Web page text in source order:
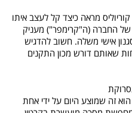
מדגם 18 מ"מ של קוריוליס מראה כיצד קל לעצב איתו
של החברה (ה"קרימפר") מעניק
אישי משלה. חשוב להדגיש
שאותם דורש מכון התקנים
זה שמוצע היום על ידי אחת